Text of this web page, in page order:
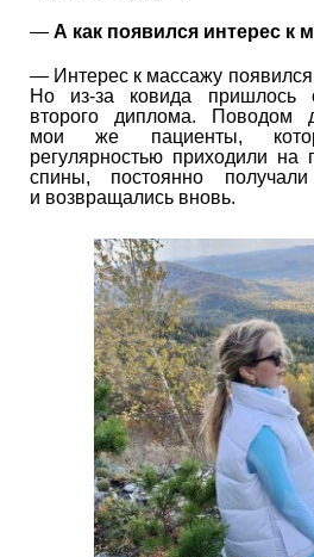
— А как появился интерес к
— Интерес к массажу появился
Но из-за ковида пришлось
второго диплома. Поводом
мои же пациенты,
регулярностью приходили
спины, постоянно
и возвращались вновь.